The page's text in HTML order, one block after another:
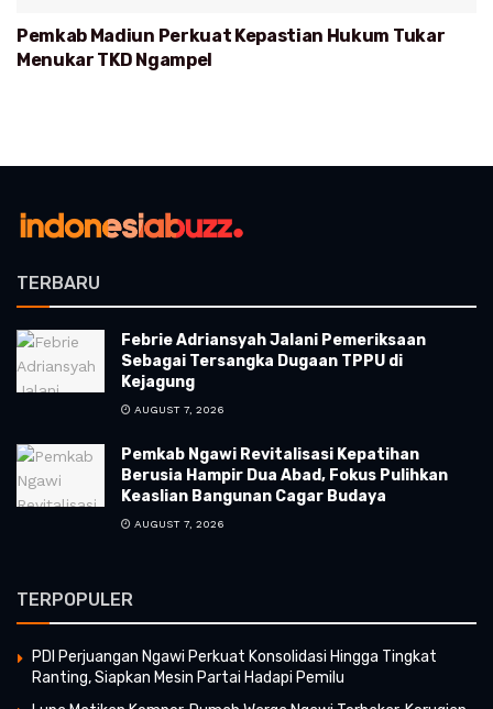
Pemkab Madiun Perkuat Kepastian Hukum Tukar
Menukar TKD Ngampel
TERBARU
Febrie Adriansyah Jalani Pemeriksaan
Sebagai Tersangka Dugaan TPPU di
Kejagung
AUGUST 7, 2026
Pemkab Ngawi Revitalisasi Kepatihan
Berusia Hampir Dua Abad, Fokus Pulihkan
Keaslian Bangunan Cagar Budaya
AUGUST 7, 2026
TERPOPULER
PDI Perjuangan Ngawi Perkuat Konsolidasi Hingga Tingkat
Ranting, Siapkan Mesin Partai Hadapi Pemilu